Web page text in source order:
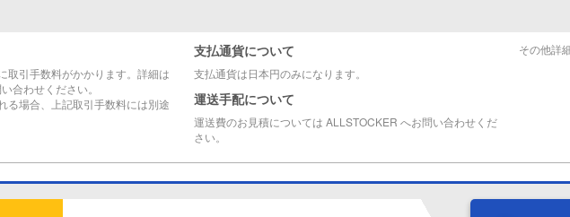
取引手数料がかかります。詳細は
合わせください。
る場合、上記取引手数料には別途
支払通貨について
支払通貨は日本円のみになります。
運送手配について
運送費のお見積については ALLSTOCKER へお問い合わせくだ
さい。
その他詳